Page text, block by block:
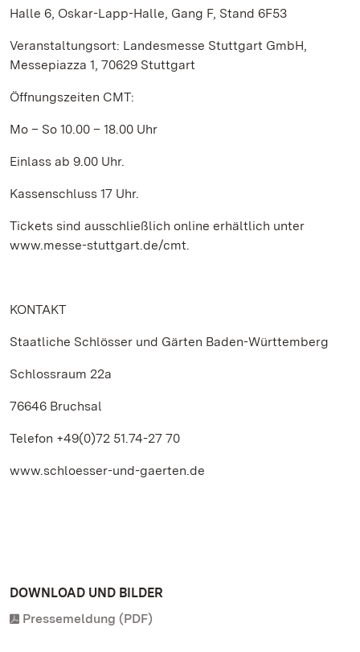
Halle 6, Oskar-Lapp-Halle, Gang F, Stand 6F53
Veranstaltungsort: Landesmesse Stuttgart GmbH,
Messepiazza 1, 70629 Stuttgart
Öffnungszeiten CMT:
Mo – So 10.00 – 18.00 Uhr
Einlass ab 9.00 Uhr.
Kassenschluss 17 Uhr.
Tickets sind ausschließlich online erhältlich unter
www.messe-stuttgart.de/cmt.
KONTAKT
Staatliche Schlösser und Gärten Baden-Württemberg
Schlossraum 22a
76646 Bruchsal
Telefon +49(0)72 51.74-27 70
www.schloesser-und-gaerten.de
DOWNLOAD UND BILDER
Pressemeldung (PDF)